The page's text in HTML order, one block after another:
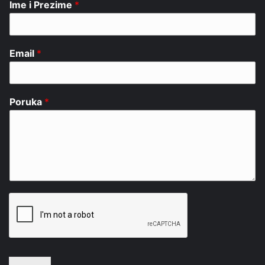
Ime i Prezime *
Email *
Poruka *